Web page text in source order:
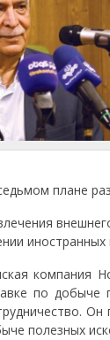
плане
компания
по
полезных